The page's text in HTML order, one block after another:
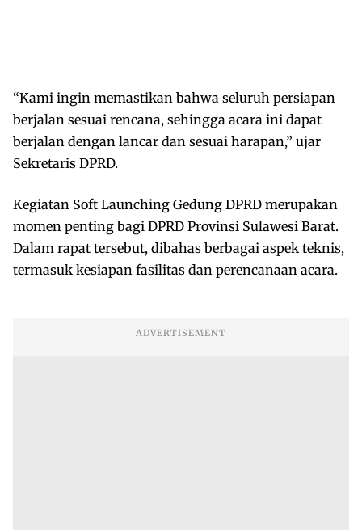
“Kami ingin memastikan bahwa seluruh persiapan
berjalan sesuai rencana, sehingga acara ini dapat
berjalan dengan lancar dan sesuai harapan,” ujar
Sekretaris DPRD.
Kegiatan Soft Launching Gedung DPRD merupakan
momen penting bagi DPRD Provinsi Sulawesi Barat.
Dalam rapat tersebut, dibahas berbagai aspek teknis,
termasuk kesiapan fasilitas dan perencanaan acara.